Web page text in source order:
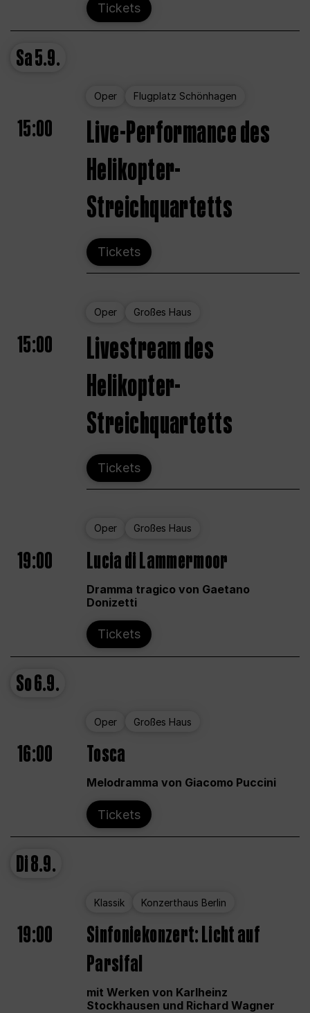
Tickets
Sa5.9.
Oper Flugplatz Schönhagen
15:00
Live-Performance des
Helikopter-
Streichquartetts
Tickets
Oper Großes Haus
15:00
Livestream des
Helikopter-
Streichquartetts
Tickets
Oper Großes Haus
19:00 Lucia di Lammermoor
Dramma tragico von Gaetano
Donizetti
Tickets
So6.9.
Oper Großes Haus
16:00 Tosca
Melodramma von Giacomo Puccini
Tickets
Di8.9.
Klassik Konzerthaus Berlin
19:00
Sinfoniekonzert: Licht auf
Parsifal
mit Werken von Karlheinz
Stockhausen und Richard Wagner